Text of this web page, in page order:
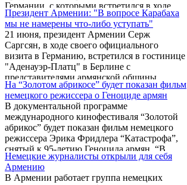
официальным визитом.
Германии, с которыми встретился в ходе
своего визита в эту страну, вести
систематизированную борьбу против
попыток турецкой и азербайджанской
общин фальсифицировать армянскую
историю и современность. По его словам,
необходимо учитывать тот факт, что
Германии живет более 3 миллионов турок и
только 50 тысяч армян.
Президент Армении: "В вопросе Карабаха
мы не намерены что-либо уступать"
21 июня, президент Армении Серж
Саргсян, в ходе своего официального
визита в Германию, встретился в гостинице
"Аденауэр-Платц" в Берлине с
представителями армянской общины
Германии. Как сообщает Tert.am, в ходе
встречи Серж Саргсян ответил на вопросы
представителей диаспоры, которые, в
основном, касались нормализации армяно-
турецких отношений, процесса признания
Геноцида армян и проблемы Нагорного
Карабаха. "В вопросе Нагорного Карабаха
мы не намерены что-либо уступать и
торговаться. Армения никогда ...
На “Золотом абрикосе” будет показан фильм
немецкого режиссера о Геноциде армян
В документальной программе
международного кинофестиваля “Золотой
абрикос” будет показан фильм немецкого
режиссера Эрика Фридлера “Катастрофа”,
снятый к 95-летию Геноцида армян. “В
фильме использованы документальные
материалы и архивные документы, которые
в читают лучшие актеры Германии. Они же
Немецкие журналисты открыли для себя
Армению
В Армении работает группа немецких